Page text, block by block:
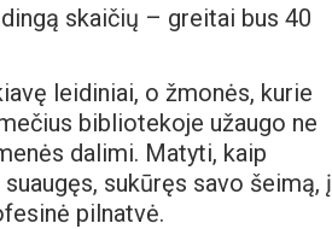
skaičių – greitai bus 40
leidiniai, o žmonės, kurie
bibliotekoje užaugo ne
dalimi. Matyti, kaip
sukūręs savo šeimą, į
pilnatvė.